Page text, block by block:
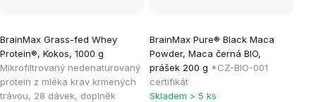
BrainMax Grass-fed Whey
Protein®, Kokos, 1000 g
Mikrofiltrovaný nedenaturovaný
protein z mléka krav krmených
trávou, 28 dávek, doplněk
BrainMax Pure® Black Maca
Powder, Maca černá BIO,
prášek 200 g *CZ-BIO-001
certifikát
Skladem > 5 ks